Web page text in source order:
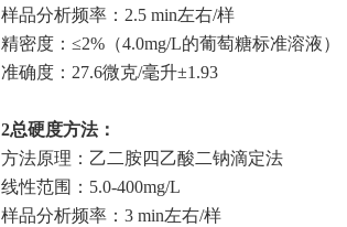
样品分析频率：2.5 min左右/样
精密度：≤2%（4.0mg/L的葡萄糖标准溶液）
准确度：27.6微克/毫升±1.93
2总硬度方法：
方法原理：乙二胺四乙酸二钠滴定法
线性范围：5.0-400mg/L
样品分析频率：3 min左右/样